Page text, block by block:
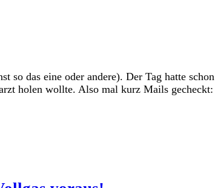
so das eine oder andere). Der Tag hatte
holen wollte. Also mal kurz Mails